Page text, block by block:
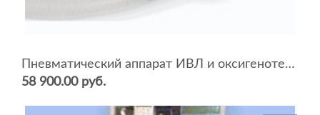
Пневматический аппарат ИВЛ и оксигенотерапии портативный АИВЛп-2/20-«ТМТ»
58 900.00 руб.